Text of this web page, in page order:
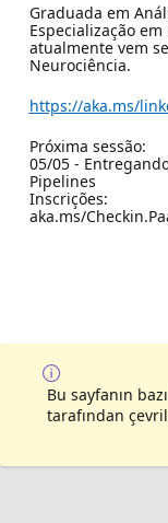
Graduada em
Especialização
atualmente vem
Neurociência.
https://aka.ms/
Próxima sessão:
05/05 -
Pipelines
Inscrições:
aka.ms/
Bu sayfanın
tarafından